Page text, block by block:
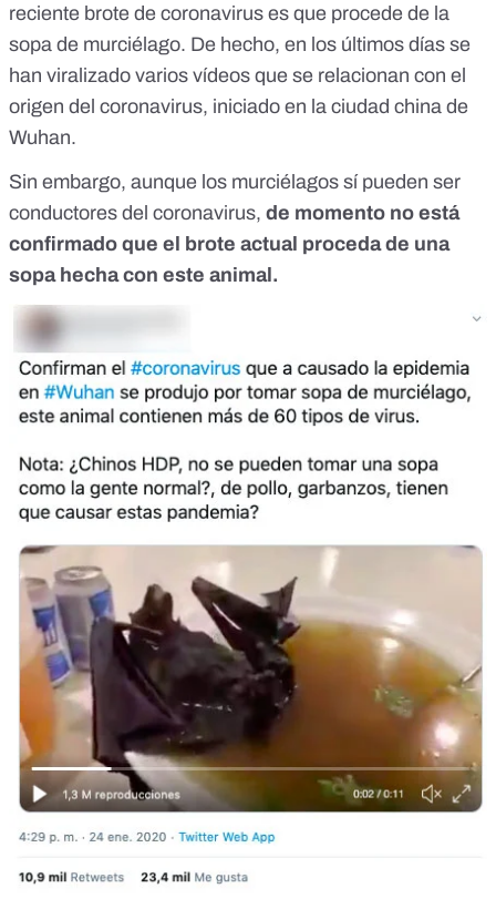
reciente brote de coronavirus es que procede de la
sopa de murciélago. De hecho, en los últimos días se
han viralizado varios vídeos que se relacionan con el
origen del coronavirus, iniciado en la ciudad china de
Wuhan.
Sin embargo, aunque los murciélagos sí pueden ser
conductores del coronavirus, de momento no está
confirmado que el brote actual proceda de una
sopa hecha con este animal.